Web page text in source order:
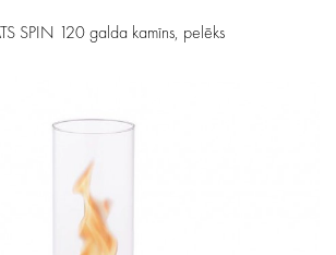
SPIN 120 galda kamīns, pelēks